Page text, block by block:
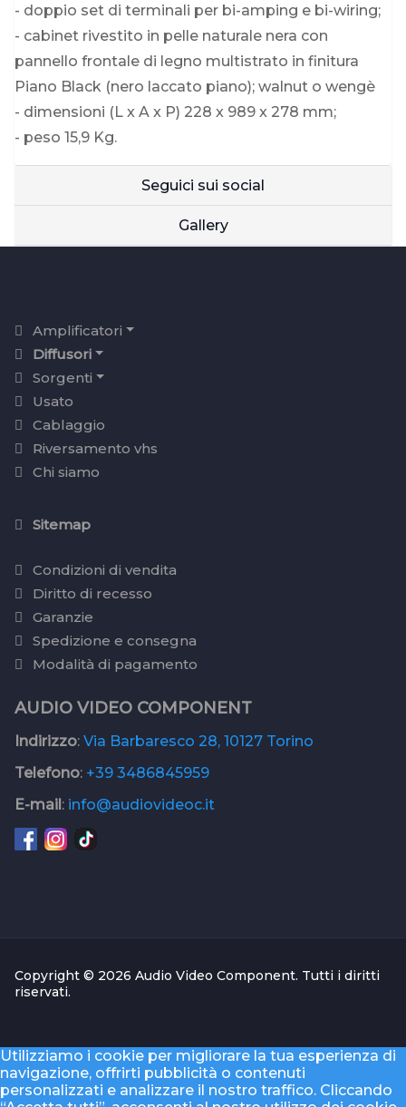
- doppio set di terminali per bi-amping e bi-wiring;
- cabinet rivestito in pelle naturale nera con
pannello frontale di legno multistrato in finitura
Piano Black (nero laccato piano); walnut o wengè
- dimensioni (L x A x P) 228 x 989 x 278 mm;
- peso 15,9 Kg.
Seguici sui social
Gallery
Amplificatori
Diffusori
Sorgenti
Usato
Cablaggio
Riversamento vhs
Chi siamo
Sitemap
Condizioni di vendita
Diritto di recesso
Garanzie
Spedizione e consegna
Modalità di pagamento
AUDIO VIDEO COMPONENT
Indirizzo: Via Barbaresco 28, 10127 Torino
Telefono: +39 3486845959
E-mail: info@audiovideoc.it
Copyright © 2026 Audio Video Component. Tutti i diritti
riservati.
Utilizziamo i cookie per migliorare la tua esperienza di
navigazione, offrirti pubblicità o contenuti
personalizzati e analizzare il nostro traffico. Cliccando